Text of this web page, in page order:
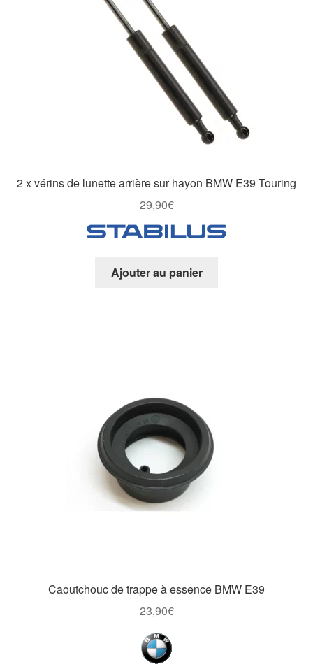
2 x vérins de lunette arrière sur hayon BMW E39 Touring
29,90€
Ajouter au panier
Caoutchouc de trappe à essence BMW E39
23,90€